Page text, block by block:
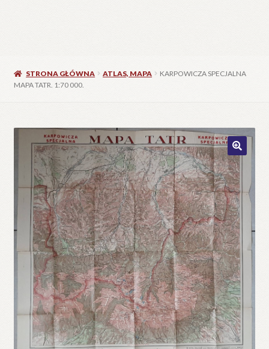
STRONA GŁÓWNA ATLAS, MAPA
KARPOWICZA SPECJALNA
MAPA TATR. 1:70 000.
🔍